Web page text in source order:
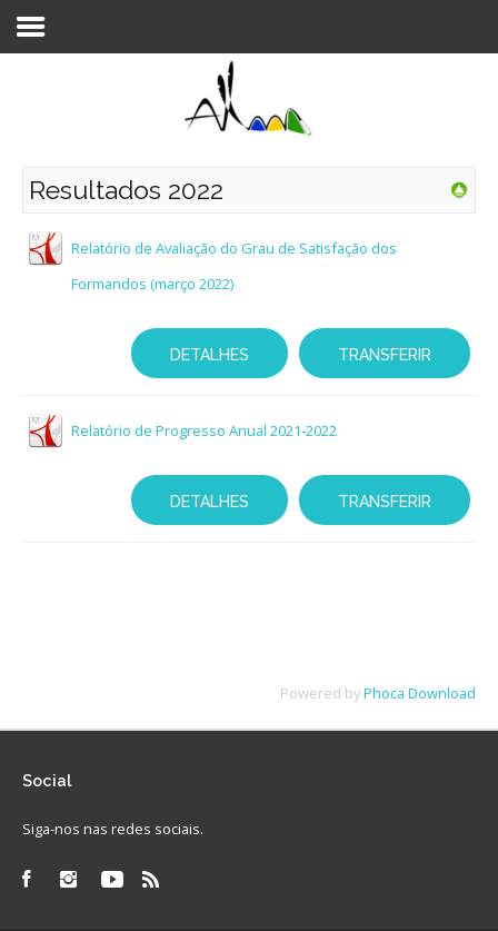
Agrupamento
Alunos e Pais
Projetos
Resultados 2022
Relatório de Avaliação do Grau de Satisfação dos
Formandos (março 2022)
TRANSFERIR
DETALHES
Relatório de Progresso Anual 2021-2022
TRANSFERIR
DETALHES
Powered byPhoca Download
Social
Siga-nos nas redes sociais.